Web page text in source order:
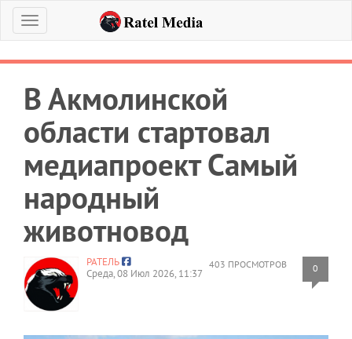
Меню
В Акмолинской
области стартовал
медиапроект Самый
народный
животновод
403 ПРОСМОТРОВ 0
РАТЕЛЬ
Среда, 08 Июл 2026, 11:37